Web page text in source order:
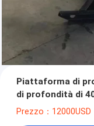
Piattaforma di
di profondità di
Prezzo：12000USD